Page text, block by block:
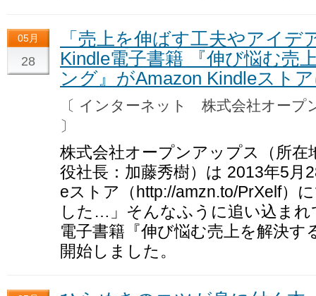
05月
28
「売上を伸ばす工夫やアイ
Kindle電子書籍 『伸び悩む売
ング』がAmazon Kindleスト
〔 インターネット 株式会社オー
〕
株式会社オープンアップス（所在
役社長：加藤秀樹）は 2013年5月
eストア（http://amzn.to/PrXelf）
した…」そんなふうに追い込ま
電子書籍『伸び悩む売上を解決
開始しました。